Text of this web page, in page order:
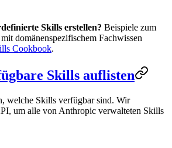
Skills erstellen? Beispiele zum
domänenspezifischem Fachwissen
Cookbook.
Skills auflisten
welche Skills verfügbar sind. Wir
um alle von Anthropic verwalteten Skills